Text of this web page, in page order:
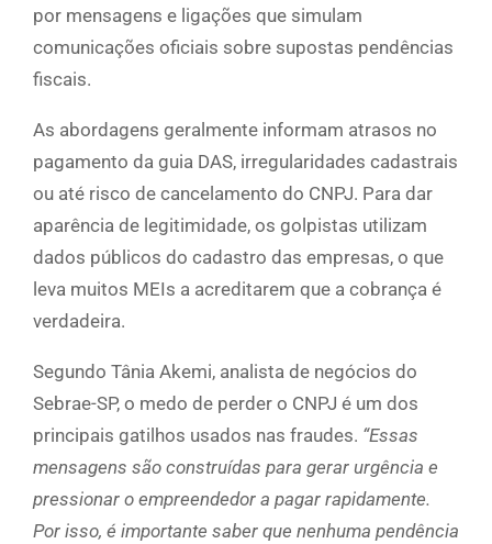
por mensagens e ligações que simulam
comunicações oficiais sobre supostas pendências
fiscais.
As abordagens geralmente informam atrasos no
pagamento da guia DAS, irregularidades cadastrais
ou até risco de cancelamento do CNPJ. Para dar
aparência de legitimidade, os golpistas utilizam
dados públicos do cadastro das empresas, o que
leva muitos MEIs a acreditarem que a cobrança é
verdadeira.
Segundo Tânia Akemi, analista de negócios do
Sebrae-SP, o medo de perder o CNPJ é um dos
principais gatilhos usados nas fraudes. “Essas
mensagens são construídas para gerar urgência e
pressionar o empreendedor a pagar rapidamente.
Por isso, é importante saber que nenhuma pendência